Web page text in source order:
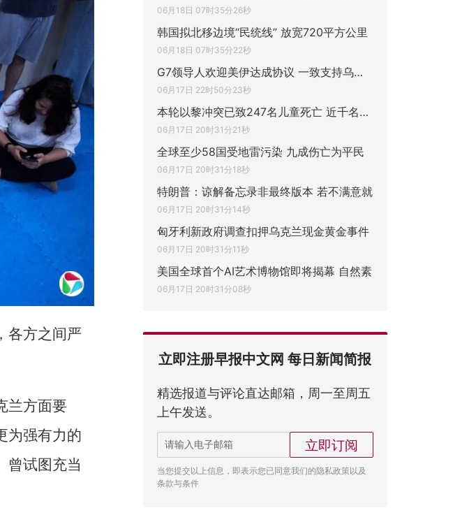
各方之间严
兰方面要
为强有力的
曾试图充当
06月18日 07时35分26秒
韩国拟北移边境“民统线” 放宽720平方公里
06月18日 07时35分22秒
G7领导人欢迎美伊达成协议 一致支持乌克兰
06月17日 22时50分23秒
本轮以黎冲突已致247名儿童死亡 近千名儿童
06月17日 20时31分21秒
全球至少58国受地雷污染 九成伤亡为平民
06月17日 20时31分18秒
特朗普：谅解备忘录非最终版本 若不满意就
06月17日 20时31分14秒
匈牙利新政府调查扣押乌克兰现金黄金事件
06月17日 20时31分11秒
美国全球首个AI艺术博物馆即将揭幕 自然素
06月17日 20时31分08秒
立即注册早报中文网 每日新闻简报
精选报道与评论直达邮箱，周一至周五
上午发送。
立即订阅
当您提交以上信息，即表示您已同意我们的隐私政策以及
条款与条件